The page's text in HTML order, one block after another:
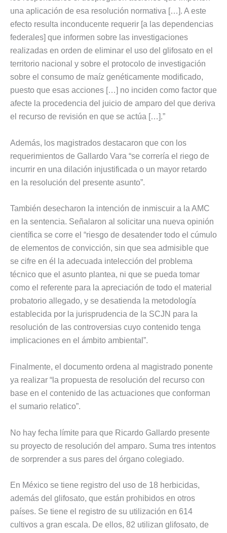
una aplicación de esa resolución normativa […]. A este
efecto resulta inconducente requerir [a las dependencias
federales] que informen sobre las investigaciones
realizadas en orden de eliminar el uso del glifosato en el
territorio nacional y sobre el protocolo de investigación
sobre el consumo de maíz genéticamente modificado,
puesto que esas acciones […] no inciden como factor que
afecte la procedencia del juicio de amparo del que deriva
el recurso de revisión en que se actúa […].”
Además, los magistrados destacaron que con los
requerimientos de Gallardo Vara “se correría el riego de
incurrir en una dilación injustificada o un mayor retardo
en la resolución del presente asunto”.
También desecharon la intención de inmiscuir a la AMC
en la sentencia. Señalaron al solicitar una nueva opinión
científica se corre el “riesgo de desatender todo el cúmulo
de elementos de convicción, sin que sea admisible que
se cifre en él la adecuada intelección del problema
técnico que el asunto plantea, ni que se pueda tomar
como el referente para la apreciación de todo el material
probatorio allegado, y se desatienda la metodología
establecida por la jurisprudencia de la SCJN para la
resolución de las controversias cuyo contenido tenga
implicaciones en el ámbito ambiental”.
Finalmente, el documento ordena al magistrado ponente
ya realizar “la propuesta de resolución del recurso con
base en el contenido de las actuaciones que conforman
el sumario relatico”.
No hay fecha límite para que Ricardo Gallardo presente
su proyecto de resolución del amparo. Suma tres intentos
de sorprender a sus pares del órgano colegiado.
En México se tiene registro del uso de 18 herbicidas,
además del glifosato, que están prohibidos en otros
países. Se tiene el registro de su utilización en 614
cultivos a gran escala. De ellos, 82 utilizan glifosato, de